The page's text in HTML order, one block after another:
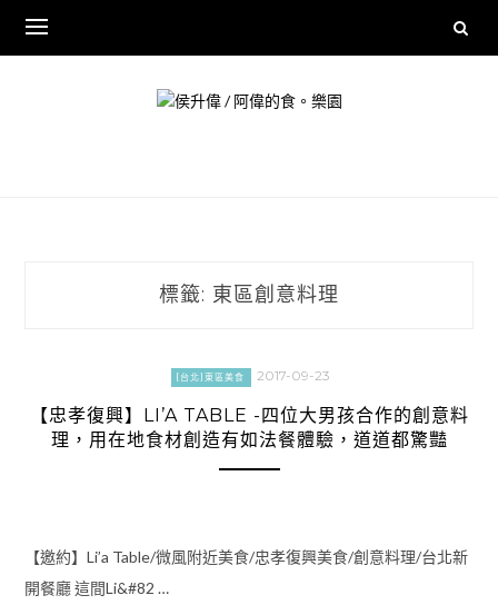
content
標籤: 東區創意料理
[台北]東區美食 2017-09-23
【忠孝復興】LI’A TABLE -四位大男孩合作的創意料
理，用在地食材創造有如法餐體驗，道道都驚豔
【邀約】Li’a Table/微風附近美食/忠孝復興美食/創意料理/台北新
開餐廳 這間Li&#82 …